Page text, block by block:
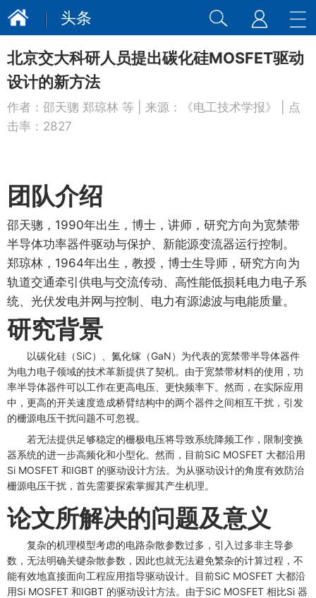
头条
北京交大科研人员提出碳化硅MOSFET驱动
设计的新方法
作者： 邵天骢 郑琼林 等 | 来源： 《电工技术学报》
| 点
击率： 2827
团队介绍
邵天骢，1990年出生，博士，讲师，研究方向为宽禁带
半导体功率器件驱动与保护、新能源变流器运行控制。
郑琼林，1964年出生，教授，博士生导师，研究方向为
轨道交通牵引供电与交流传动、高性能低损耗电力电子系
统、光伏发电并网与控制、电力有源滤波与电能质量。
​研究背景
以碳化硅（SiC）、氮化镓（GaN）为代表的宽禁带半导体器件
为电力电子领域的技术革新提供了契机。由于宽禁带材料的使用，功
率半导体器件可以工作在更高电压、更快频率下。然而，在实际应用
中，更高的开关速度造成桥臂结构中的两个器件之间相互干扰，引发
的栅源电压干扰问题不可忽视。
若无法提供足够稳定的栅极电压将导致系统降频工作，限制变换
器系统的进一步高频化和小型化。然而，目前SiC MOSFET 大都沿用
Si MOSFET 和IGBT 的驱动设计方法。为从驱动设计的角度有效防治
栅源电压干扰，首先需要探索掌握其产生机理。
论文所解决的问题及意​义
复杂的机理模型考虑的电路杂散参数过多，引入过多非主导参
数，无法明确关键杂散参数，因此也就无法避免繁杂的计算过程，不
能有效地直接面向工程应用指导驱动设计。目前SiC MOSFET 大都沿
用Si MOSFET 和IGBT 的驱动设计方法。由于SiC MOSFET 相比Si 器